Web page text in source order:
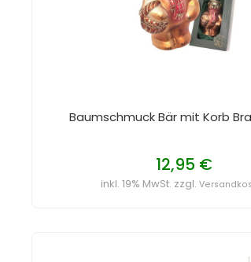
Baumschmuck Bär mit Korb
12,95 €
inkl. 19% MwSt. zzgl.